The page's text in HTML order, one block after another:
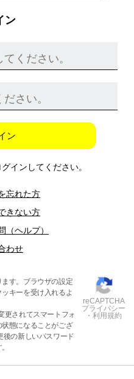
ン
ン
インしてください。
忘れた方
きない方
（ヘルプ）
わせ
す。ブラウザの設定
キーを受け入れるよ
更されてスマートフォ
態になることがござ
後の新しいパスワード
reCAPTCHA
プライバシー
・利用規約